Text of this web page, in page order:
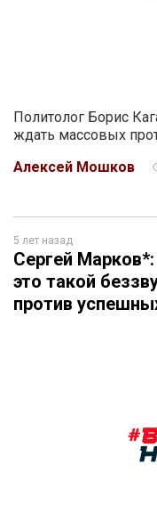
Политолог Борис
ждать массовых
Алексей Мошков
5 лет назад
Сергей
это такой
против